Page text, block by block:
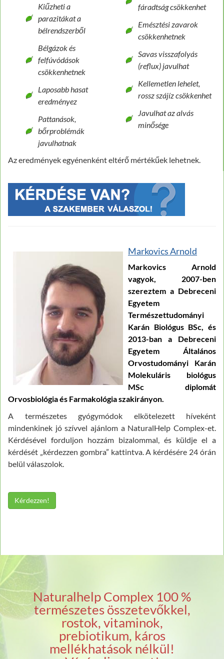
Kiűzheti a
parazitákat a
bélrendszerből
Bélgázok és
felfúvódások
csökkenhetnek
Laposabb hasat
eredményez
Pattanások,
bőrproblémák
javulhatnak
fáradtság csökkenhet
Emésztési zavarok
csökkenhetnek
Savas visszafolyás
(reflux) javulhat
Kellemetlen lehelet,
rossz szájíz csökkenhet
Javulhat az alvás
minősége
Az eredmények egyénenként eltérő mértékűek lehetnek.
Markovics Arnold
Markovics Arnold
vagyok, 2007-ben
szereztem a Debreceni
Egyetem
Természettudományi
Karán Biológus BSc, és
2013-ban a Debreceni
Egyetem Általános
Orvostudományi Karán
Molekuláris biológus
MSc diplomát
Orvosbiológia és Farmakológia szakirányon.
A természetes gyógymódok elkötelezett híveként
mindenkinek jó szívvel ajánlom a NaturalHelp Complex-et.
Kérdésével forduljon hozzám bizalommal, és küldje el a
kérdését „kérdezzen gombra” kattintva. A kérdésére 24 órán
belül válaszolok.
Kérdezzen!
Naturalhelp Complex 100 %
természetes összetevőkkel,
rostok, vitaminok,
prebiotikum, káros
mellékhatások nélkül!